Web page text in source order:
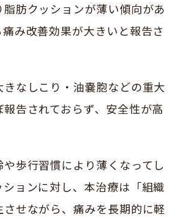
肪クッションが薄い傾向があ
み改善効果が大きいと報告さ
なしこり・油嚢胞などの重大
告されておらず、安全性が高
歩行習慣により薄くなってし
ションに対し、本治療は「組織
せながら、痛みを長期的に軽